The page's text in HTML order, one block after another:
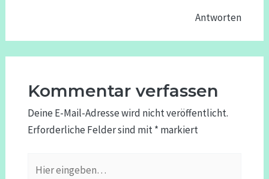
Antworten
Kommentar verfassen
Deine E-Mail-Adresse wird nicht veröffentlicht.
Erforderliche Felder sind mit* markiert